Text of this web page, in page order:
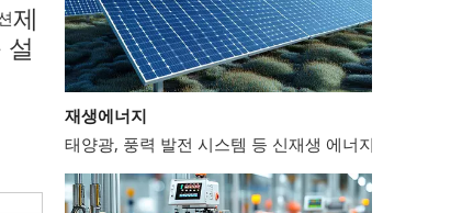
제
설
재생에너지
태양광, 풍력 발전 시스템 등 신재생 에너지 분야에서